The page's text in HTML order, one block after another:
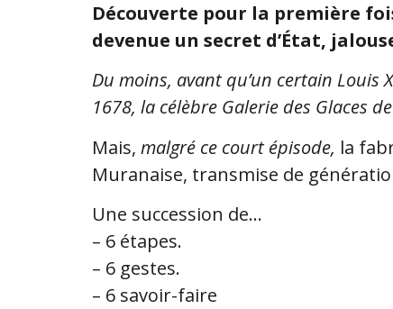
Découverte pour la première
devenue un secret d’État,
Du moins, avant qu’un certain Louis
1678, la célèbre Galerie des Glaces
Mais, malgré ce court épisode, la
Muranaise, transmise de
Une succession de…
– 6 étapes.
– 6 gestes.
– 6 savoir-faire